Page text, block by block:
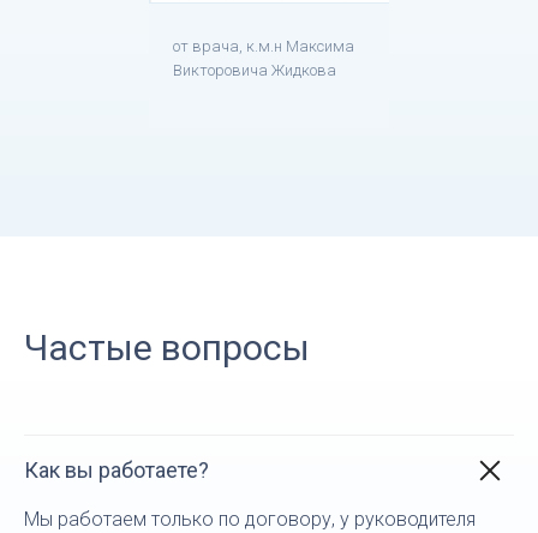
от врача, к.м.н Максима
Викторовича Жидкова
Частые вопросы
Как вы работаете?
Мы работаем только по договору, у руководителя